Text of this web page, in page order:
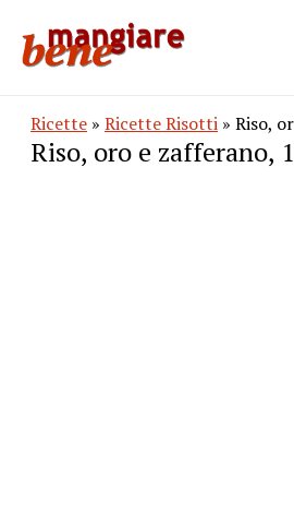
Ricette » Ricette Risotti » Riso,
Riso, oro e zafferano,